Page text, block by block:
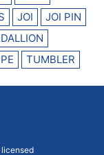
JOI
JOI PIN
TUMBLER
licensed